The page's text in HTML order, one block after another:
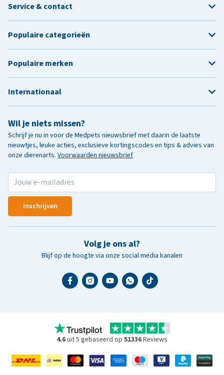
Wil je niets missen?
Schrijf je nu in voor de Medpets nieuwsbrief met daarin de laatste
nieuwtjes, leuke acties, exclusieve kortingscodes en tips & advies van
onze dierenarts. Voorwaarden nieuwsbrief
Inschrijven
Volg je ons al?
Blijf op de hoogte via onze social media kanalen
Service & contact
Populaire categorieën
Populaire merken
Internationaal
4.6uit 5 gebaseerd op 51336Reviews